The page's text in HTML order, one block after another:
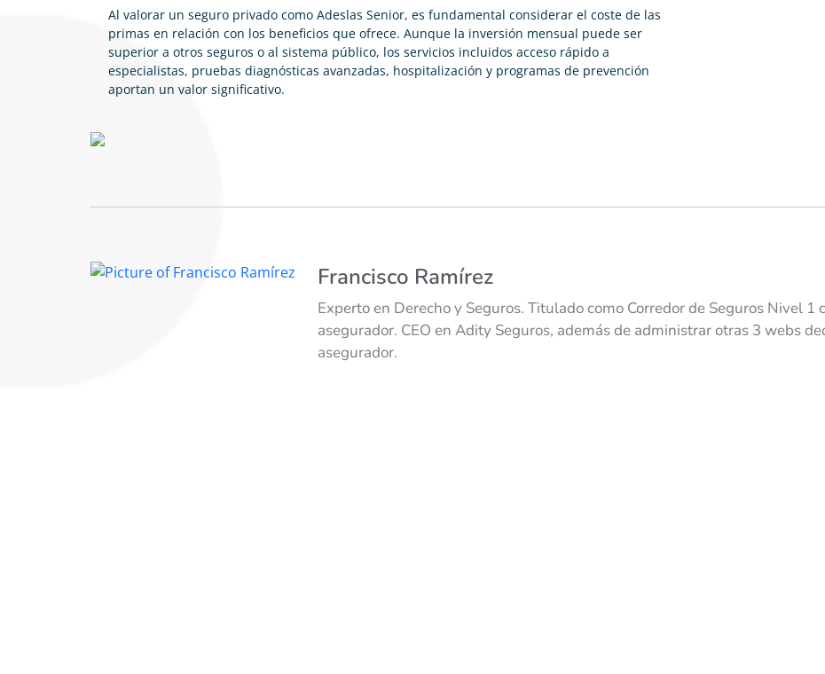
Al valorar un seguro privado como Adeslas Senior, es fundamental considerar el coste de las
primas en relación con los beneficios que ofrece. Aunque la inversión mensual puede ser
superior a otros seguros o al sistema público, los servicios incluidos acceso rápido a
especialistas, pruebas diagnósticas avanzadas, hospitalización y programas de prevención
aportan un valor significativo.
Francisco Ramírez
Experto en Derecho y Seguros. Titulado como Corredor de Seguros Nivel
asegurador. CEO en Adity Seguros, además de administrar otras 3 webs
asegurador.